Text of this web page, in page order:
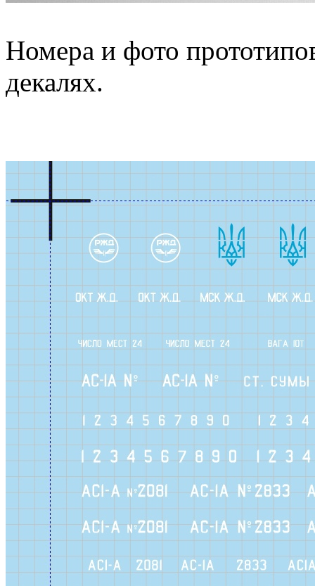
Номера и фото
декалях.